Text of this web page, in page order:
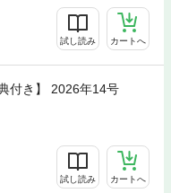
試し読み カートへ
付き】 2026年14号
試し読み カートへ